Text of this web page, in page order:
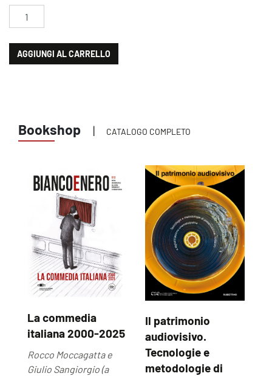
Il cinema di Claudio Gora quantità
AGGIUNGI AL CARRELLO
Bookshop | CATALOGO COMPLETO
La commedia
italiana 2000-2025
Rocco Moccagatta e
Giulio Sangiorgio (a
Il patrimonio
audiovisivo.
Tecnologie e
metodologie di